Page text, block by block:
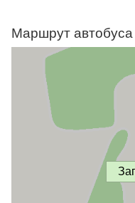
Маршрут автобуса